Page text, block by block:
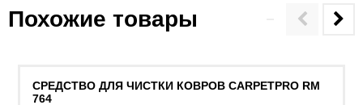
Похожие товары
СРЕДСТВО ДЛЯ ЧИСТКИ КОВРОВ CARPETPRO RM
764